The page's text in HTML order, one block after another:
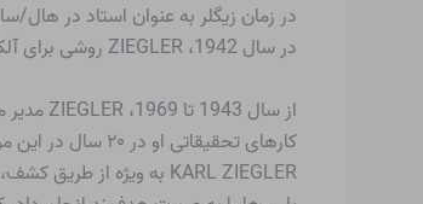
در زمان زیگلر به عنوان استاد در
در سال 1942، ZIEGLER روشی برای
از سال 1943 تا 1969، ZIEGLER مدیر مؤسسه MAX PLANCK (که قبلاً به عنوان مؤسسه Kaiser Wilhelm شناخته می شد) در Mülheim/Ruhr بود.
کارهای تحقیقاتی او در ۲۰ سال در این موسسه برای صنایع شیمیایی بسیار مثمر ثمر بود.
KARL ZIEGLER به ویژه از طریق کشف، تجزیه و تحلیل و استفاده از آلی فلزی شناخته شد